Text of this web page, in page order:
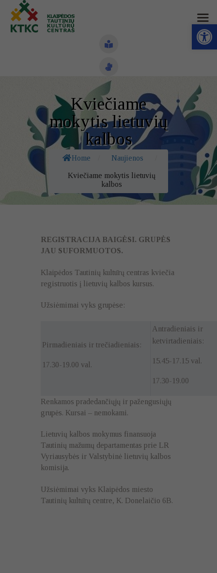
Open toolbar
Kviečiame
mokytis lietuvių
kalbos
Home Naujienos
Kviečiame mokytis lietuvių
kalbos
Struktūra ir kontaktai
Veiklos sritys
Administracinė informacija
Kontaktai
REGISTRACIJA BAIGĖSI. GRUPĖS
JAU SUFORMUOTOS.
Klaipėdos Tautinių kultūrų centras kviečia
registruotis į lietuvių kalbos kursus.
Užsiėmimai vyks grupėse:
Pirmadieniais ir trečiadieniais:
17.30-19.00 val.
Antradieniais ir
ketvirtadieniais:
15.45-17.15 val.
17.30-19.00
Renkamos pradedančiųjų ir pažengusiųjų
grupės. Kursai – nemokami.
Lietuvių kalbos mokymus finansuoja
Tautinių mažumų departamentas prie LR
Vyriausybės ir Valstybinė lietuvių kalbos
komisija.
Užsiėmimai vyks Klaipėdos miesto
Tautinių kultūrų centre, K. Donelaičio 6B.